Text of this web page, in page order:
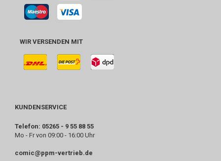
WIR VERSENDEN MIT
KUNDENSERVICE
Telefon: 05265 - 9 55 88 55
Mo - Fr von 09:00 - 16:00 Uhr
comic@ppm-vertrieb.de